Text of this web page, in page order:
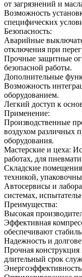
от загрязнений и
Возможность
специфических
Безопасность:
Аварийные
отключения при
Прочные защитные
безопасной работы.
Дополнительные
Возможность
оборудованием.
Легкий доступ к
Применение:
Производственные
воздухом различных
оборудования.
Мастерские и цеха:
работах, для
Складские
техникой,
Автосервисы и
системах,
Преимущества:
Высокая
Эффективная
обеспечивают
Надежность и
Прочная
длительный срок